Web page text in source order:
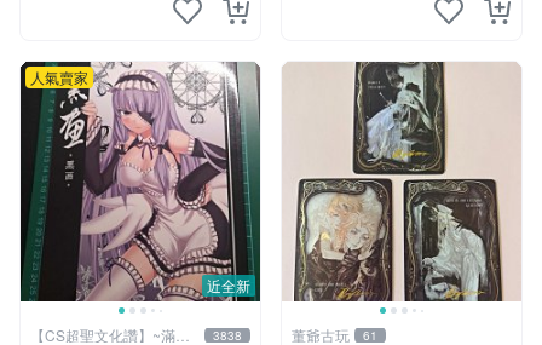
近全新
人氣賣家
【CS超聖文化讚】~滿千 3838 董爺古玩 61